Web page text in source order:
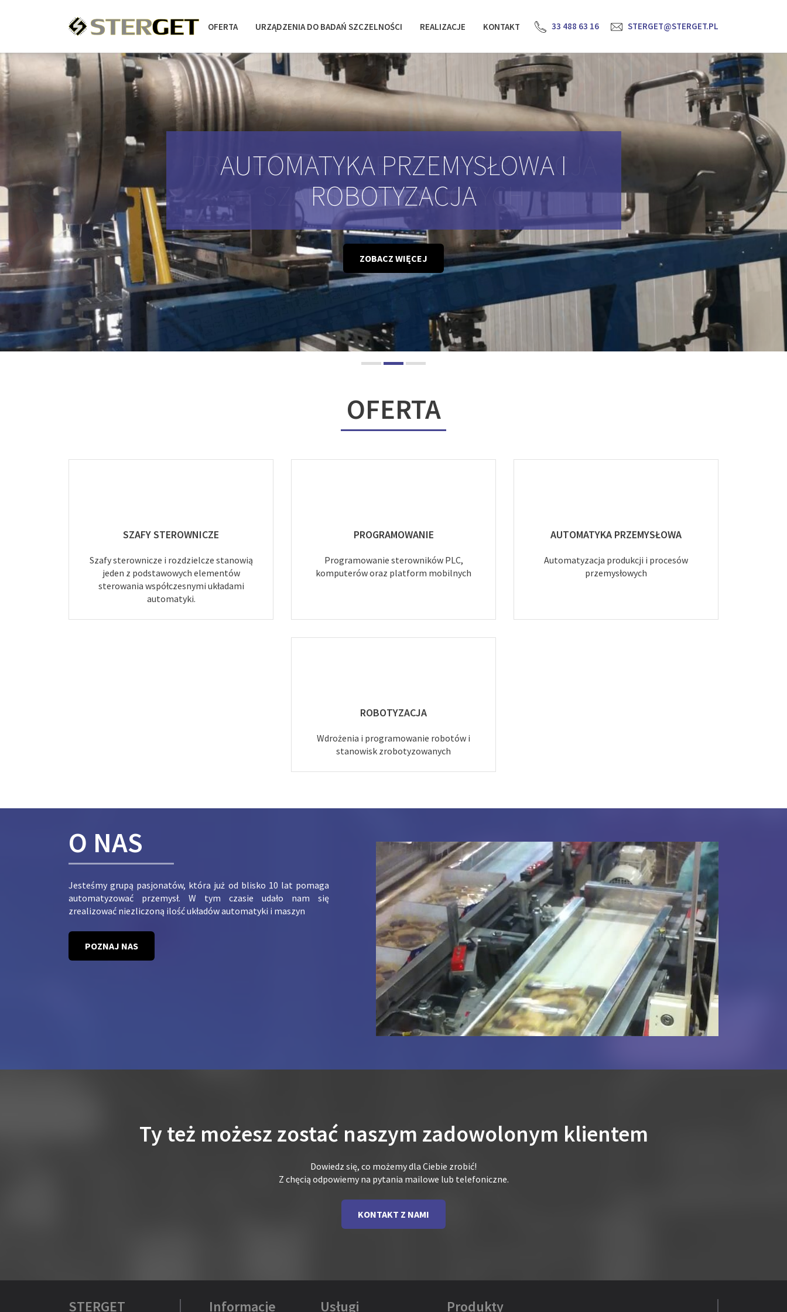
OFERTA URZĄDZENIA DO BADAŃ SZCZELNOŚCI REALIZACJE KONTAKT 33 488 63 16 STERGET@STERGET.PL
PROJEKTOWANIE I PREFABRYKACJA
SZAF STEROWNICZYCH
ZOBACZ WIĘCEJ
OFERTA
SZAFY STEROWNICZE
Szafy sterownicze i rozdzielcze stanowią
jeden z podstawowych elementów
sterowania współczesnymi układami
automatyki.
PROGRAMOWANIE
Programowanie sterowników PLC,
komputerów oraz platform mobilnych
AUTOMATYKA PRZEMYSŁOWA
Automatyzacja produkcji i procesów
przemysłowych
ROBOTYZACJA
Wdrożenia i programowanie robotów i
stanowisk zrobotyzowanych
O NAS
Jesteśmy grupą pasjonatów, która już od blisko 10 lat pomaga
automatyzować przemysł. W tym czasie udało nam się
zrealizować niezliczoną ilość układów automatyki i maszyn
POZNAJ NAS
Ty też możesz zostać naszym zadowolonym klientem
Dowiedz się, co możemy dla Ciebie zrobić!
Z chęcią odpowiemy na pytania mailowe lub telefoniczne.
KONTAKT Z NAMI
STERGET Informacje Usługi Produkty